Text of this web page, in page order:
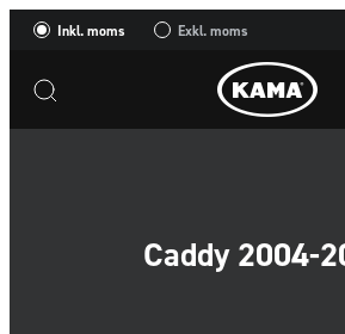
Inkl. moms Exkl. moms
Caddy 2004-